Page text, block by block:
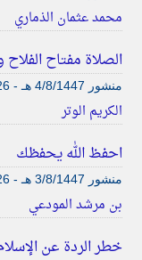
محمد عثمان الذماري
الصلاة مفتاح الفلاح
منشور
الكريم الوتر
احفظ الله يحفظك
منشور
بن مرشد المودعي
خطر الردة عن